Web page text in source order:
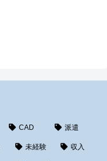
CAD 派遣
未経験 収入